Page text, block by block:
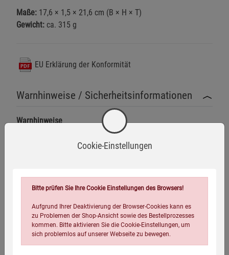
Maße: 17,6 × 1,5 × 21,6 cm (B × H × T)
Gewicht: ca. 315 g
EU Erklärung der Konformität
Warnhinweise / Sicherheitsinformationen
Warnhinweise
Elektrische Bauteile, keine Flüssigkeiten auf die Waage
schütten.
Sicherheitshinweise
Die Küchenwaage nur auf einer stabilen und ebenen
Oberfläche verwenden.
Herstellerinformationen
Eigenschaften
Cookie-Einstellungen
Bitte prüfen Sie Ihre Cookie Einstellungen des Browsers!
Aufgrund Ihrer Deaktivierung der Browser-Cookies kann es
zu Problemen der Shop-Ansicht sowie des Bestellprozesses
kommen. Bitte aktivieren Sie die Cookie-Einstellungen, um
sich problemlos auf unserer Webseite zu bewegen.